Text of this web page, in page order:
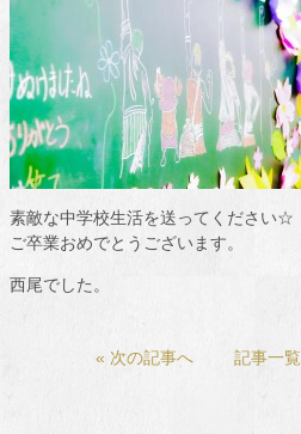
素敵な中学校生活を送ってください☆
ご卒業おめでとうございます。
西尾でした。
« 次の記事へ 記事一覧